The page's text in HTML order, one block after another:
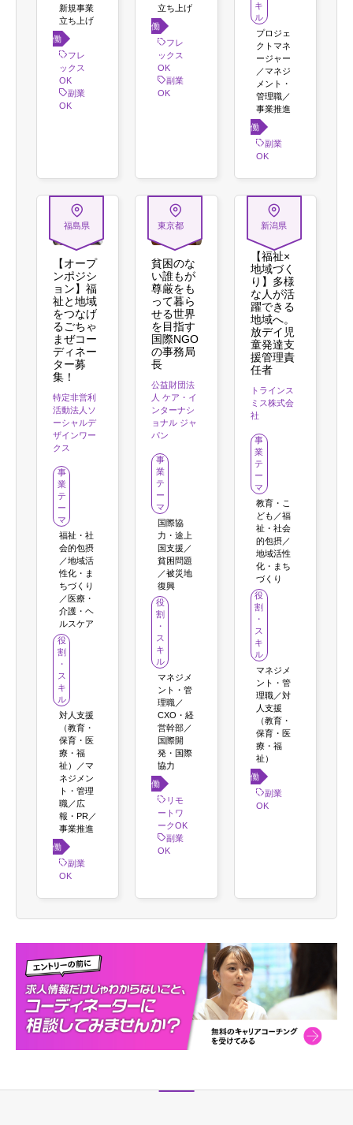
新規事業
立ち上げ
働き
方 フレ
ックス
OK
副業
OK
立ち上げ
働き
方 フレ
ックス
OK
副業
OK
キ
ル
プロジェ
クトマネ
ージャー
／マネジ
メント・
管理職／
事業推進
働き
方副業
OK
福島県
【オープ
ンポジシ
ョン】福
祉と地域
をつなげ
るごちゃ
まぜコー
ディネー
ター募
集！
特定非営利
活動法人ソ
ーシャルデ
ザインワー
クス
事
業
テ
ー
マ
福祉・社
会的包摂
／地域活
性化・ま
ちづくり
／医療・
介護・ヘ
ルスケア
役
割
・
ス
キ
ル
対人支援
（教育・
保育・医
療・福
祉）／マ
ネジメン
ト・管理
職／広
報・PR／
事業推進
働き
方 副業
OK
東京都
貧困のな
い誰もが
尊厳をも
って暮ら
せる世界
を目指す
国際NGO
の事務局
長
公益財団法
人 ケア・イ
ンターナシ
ョナル ジャ
パン
事
業
テ
ー
マ
国際協
力・途上
国支援／
貧困問題
／被災地
復興
役
割
・
ス
キ
ル
マネジメ
ント・管
理職／
CXO・経
営幹部／
国際開
発・国際
協力
働き
方 リモ
ートワ
ークOK
副業
OK
新潟県
【福祉×
地域づく
り】多様
な人が活
躍できる
地域へ。
放デイ児
童発達支
援管理責
任者
トラインス
ミス株式会
社
事
業
テ
ー
マ
教育・こ
ども／福
祉・社会
的包摂／
地域活性
化・まち
づくり
役
割
・
ス
キ
ル
マネジメ
ント・管
理職／対
人支援
（教育・
保育・医
療・福
祉）
働き
方副業
OK